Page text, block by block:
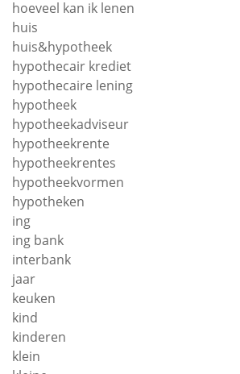
hoeveel kan ik lenen
huis
huis&hypotheek
hypothecair krediet
hypothecaire lening
hypotheek
hypotheekadviseur
hypotheekrente
hypotheekrentes
hypotheekvormen
hypotheken
ing
ing bank
interbank
jaar
keuken
kind
kinderen
klein